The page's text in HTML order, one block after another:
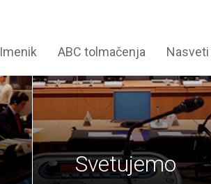
Imenik ABC tolmačenja Nasveti
Svetujemo